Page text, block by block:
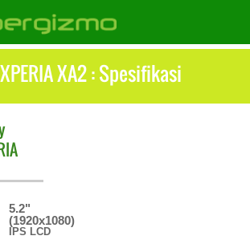
XA2 : Spesifikasi
5.2"
(1920x1080)
IPS LCD